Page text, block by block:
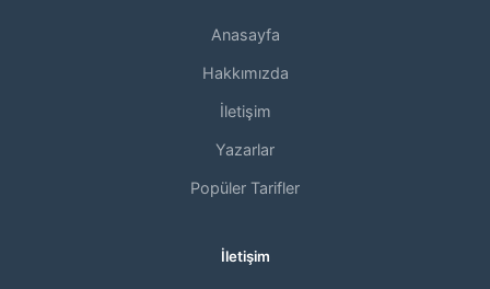
Anasayfa
Hakkımızda
İletişim
Yazarlar
Popüler Tarifler
İletişim